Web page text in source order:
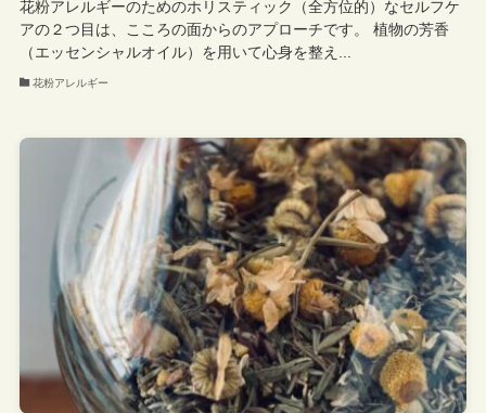
花粉アレルギーのためのホリスティック（全方位的）なセルフケ
アの２つ目は、こころの面からのアプローチです。 植物の芳香
（エッセンシャルオイル）を用いて心身を整え...
花粉アレルギー